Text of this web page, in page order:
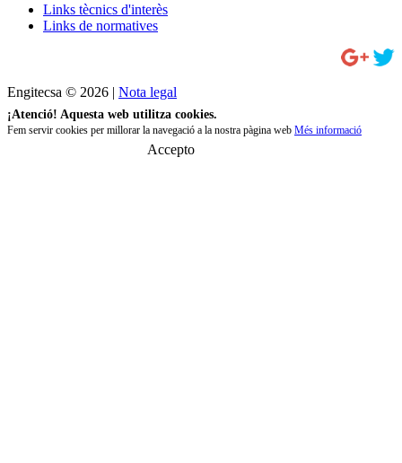
Links tècnics d'interès
Links de normatives
Engitecsa © 2026 | Nota legal
¡Atenció! Aquesta web utilitza cookies.
Fem servir cookies per millorar la navegació a la nostra pàgina web Més informació
Accepto